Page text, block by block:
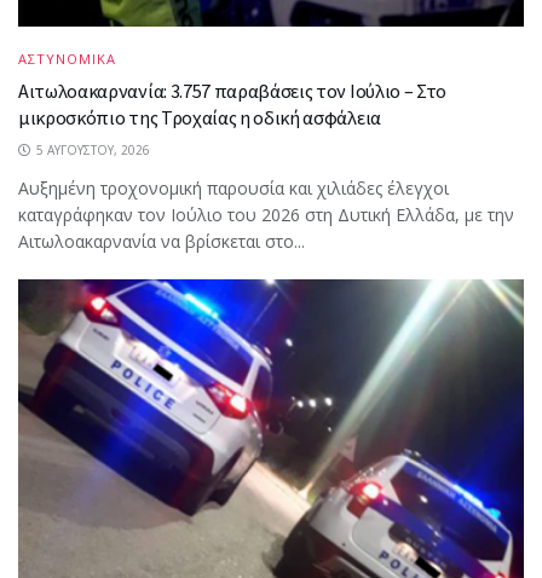
ΑΣΤΥΝΟΜΙΚΑ
Αιτωλοακαρνανία: 3.757 παραβάσεις τον Ιούλιο – Στο
μικροσκόπιο της Τροχαίας η οδική ασφάλεια
5 ΑΥΓΟΎΣΤΟΥ, 2026
Αυξημένη τροχονομική παρουσία και χιλιάδες έλεγχοι
καταγράφηκαν τον Ιούλιο του 2026 στη Δυτική Ελλάδα, με την
Αιτωλοακαρνανία να βρίσκεται στο...